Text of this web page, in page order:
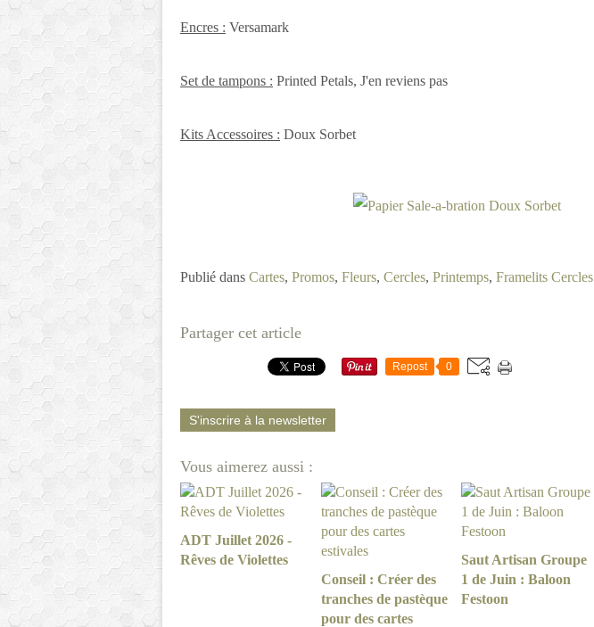
Encres : Versamark
Set de tampons : Printed Petals, J'en reviens pas
Kits Accessoires : Doux Sorbet
Publié dans Cartes, Promos, Fleurs, Cercles, Printemps, Framelits Cercles
Partager cet article
Repost 0
S'inscrire à la newsletter
Vous aimerez aussi :
ADT Juillet 2026 -
Rêves de Violettes
Conseil : Créer des
tranches de pastèque
pour des cartes
Saut Artisan Groupe
1 de Juin : Baloon
Festoon